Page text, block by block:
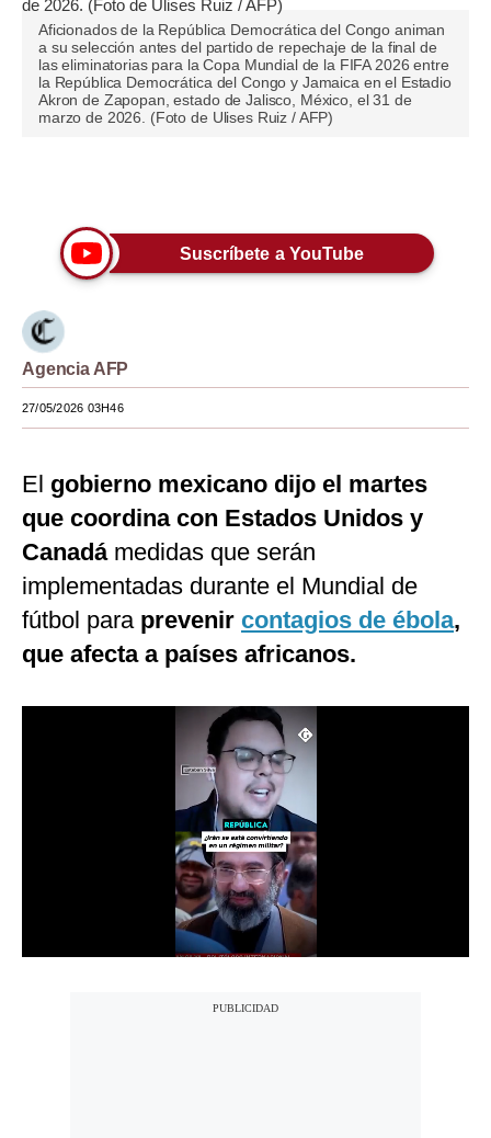
Blogs
Tendencias
Lujo
Estilos
Mundo
EEUU
México
España
Tecnología
Mix
G de Gestión
Notas Contratadas
Aficionados de la República Democrática del Congo animan
a su selección antes del partido de repechaje de la final de
las eliminatorias para la Copa Mundial de la FIFA 2026 entre
la República Democrática del Congo y Jamaica en el Estadio
Akron de Zapopan, estado de Jalisco, México, el 31 de
marzo de 2026. (Foto de Ulises Ruiz / AFP)
Suscríbete a YouTube
Agencia AFP
27/05/2026 03H46
El gobierno mexicano dijo el martes
que coordina con Estados Unidos y
Canadá medidas que serán
implementadas durante el Mundial de
fútbol para prevenir contagios de ébola,
que afecta a países africanos.